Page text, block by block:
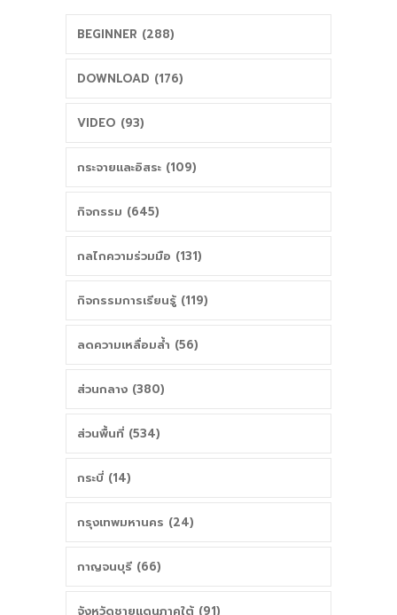
BEGINNER (288)
DOWNLOAD (176)
VIDEO (93)
กระจายและอิสระ (109)
กิจกรรม (645)
กลไกความร่วมมือ (131)
กิจกรรมการเรียนรู้ (119)
ลดความเหลื่อมล้ำ (56)
ส่วนกลาง (380)
ส่วนพื้นที่ (534)
กระบี่ (14)
กรุงเทพมหานคร (24)
กาญจนบุรี (66)
จังหวัดชายแดนภาคใต้ (91)